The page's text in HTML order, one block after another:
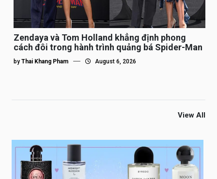
Zendaya và Tom Holland khẳng định phong
cách đôi trong hành trình quảng bá Spider-Man
by Thai Khang Pham August 6, 2026
View All